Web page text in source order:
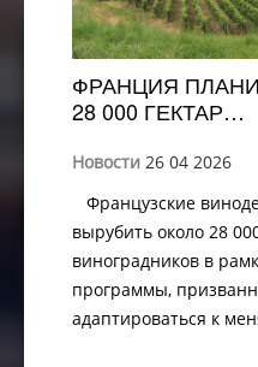
ФРАНЦИЯ
28 000 ГЕКТАР…
Новости 26 04 2026
Французские
вырубить около 28
виноградников в
программы,
адаптироваться к